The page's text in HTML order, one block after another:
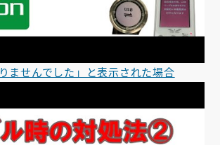
ませんでした」と表示された場合